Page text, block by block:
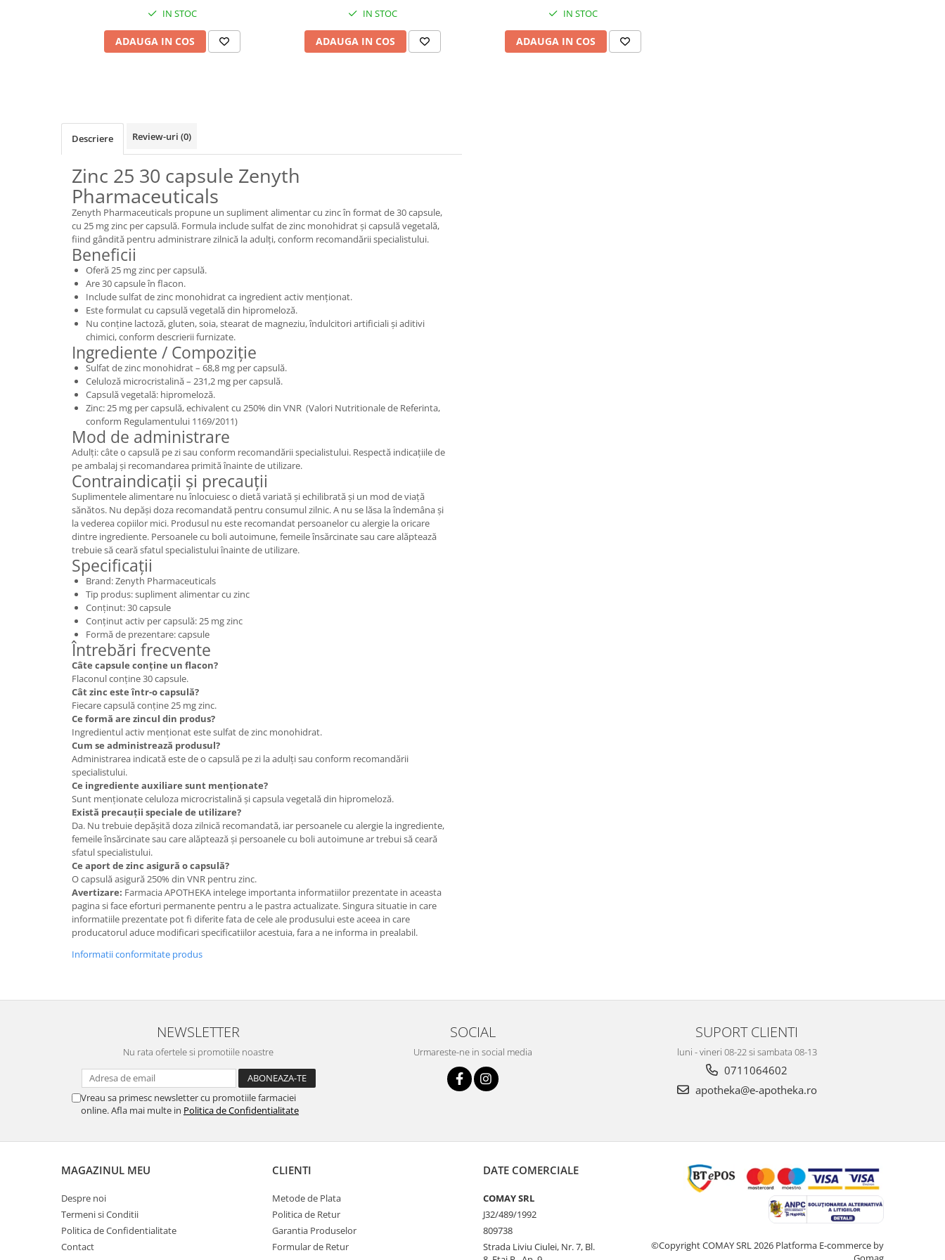
IN STOC
ADAUGA IN COS
IN STOC
ADAUGA IN COS
IN STOC
ADAUGA IN COS
Descriere Review-uri (0)
Zinc 25 30 capsule Zenyth
Pharmaceuticals
Zenyth Pharmaceuticals propune un supliment alimentar cu zinc în format de 30 capsule,
cu 25 mg zinc per capsulă. Formula include sulfat de zinc monohidrat și capsulă vegetală,
fiind gândită pentru administrare zilnică la adulți, conform recomandării specialistului.
Beneficii
Oferă 25 mg zinc per capsulă.
Are 30 capsule în flacon.
Include sulfat de zinc monohidrat ca ingredient activ menționat.
Este formulat cu capsulă vegetală din hipromeloză.
Nu conține lactoză, gluten, soia, stearat de magneziu, îndulcitori artificiali și aditivi
chimici, conform descrierii furnizate.
Ingrediente / Compoziție
Sulfat de zinc monohidrat – 68,8 mg per capsulă.
Celuloză microcristalină – 231,2 mg per capsulă.
Capsulă vegetală: hipromeloză.
Zinc: 25 mg per capsulă, echivalent cu 250% din VNR (Valori Nutritionale de Referinta,
conform Regulamentului 1169/2011)
Mod de administrare
Adulți: câte o capsulă pe zi sau conform recomandării specialistului. Respectă indicațiile de
pe ambalaj și recomandarea primită înainte de utilizare.
Contraindicații și precauții
Suplimentele alimentare nu înlocuiesc o dietă variată și echilibrată și un mod de viață
sănătos. Nu depăși doza recomandată pentru consumul zilnic. A nu se lăsa la îndemâna și
la vederea copiilor mici. Produsul nu este recomandat persoanelor cu alergie la oricare
dintre ingrediente. Persoanele cu boli autoimune, femeile însărcinate sau care alăptează
trebuie să ceară sfatul specialistului înainte de utilizare.
Specificații
Brand: Zenyth Pharmaceuticals
Tip produs: supliment alimentar cu zinc
Conținut: 30 capsule
Conținut activ per capsulă: 25 mg zinc
Formă de prezentare: capsule
Întrebări frecvente
Câte capsule conține un flacon?
Flaconul conține 30 capsule.
Cât zinc este într-o capsulă?
Fiecare capsulă conține 25 mg zinc.
Ce formă are zincul din produs?
Ingredientul activ menționat este sulfat de zinc monohidrat.
Cum se administrează produsul?
Administrarea indicată este de o capsulă pe zi la adulți sau conform recomandării
specialistului.
Ce ingrediente auxiliare sunt menționate?
Sunt menționate celuloza microcristalină și capsula vegetală din hipromeloză.
Există precauții speciale de utilizare?
Da. Nu trebuie depășită doza zilnică recomandată, iar persoanele cu alergie la ingrediente,
femeile însărcinate sau care alăptează și persoanele cu boli autoimune ar trebui să ceară
sfatul specialistului.
Ce aport de zinc asigură o capsulă?
O capsulă asigură 250% din VNR pentru zinc.
Avertizare: Farmacia APOTHEKA intelege importanta informatiilor prezentate in aceasta
pagina si face eforturi permanente pentru a le pastra actualizate. Singura situatie in care
informatiile prezentate pot fi diferite fata de cele ale produsului este aceea in care
producatorul aduce modificari specificatiilor acestuia, fara a ne informa in prealabil.
Informatii conformitate produs
NEWSLETTER
Nu rata ofertele si promotiile noastre
Vreau sa primesc newsletter cu promotiile farmaciei
online. Afla mai multe in Politica de Confidentialitate
SOCIAL
Urmareste-ne in social media
SUPORT CLIENTI
luni - vineri 08-22 si sambata 08-13
0711064602
apotheka@e-apotheka.ro
MAGAZINUL MEU
Despre noi
Termeni si Conditii
Politica de Confidentialitate
Contact
CLIENTI
Metode de Plata
Politica de Retur
Garantia Produselor
Formular de Retur
DATE COMERCIALE
COMAY SRL
J32/489/1992
809738
Strada Liviu Ciulei, Nr. 7, Bl.
©Copyright COMAY SRL 2026 Platforma E-commerce by